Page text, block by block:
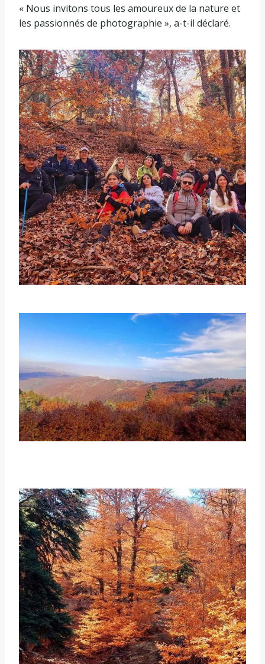
« Nous invitons tous les amoureux de la nature et
les passionnés de photographie », a-t-il déclaré.